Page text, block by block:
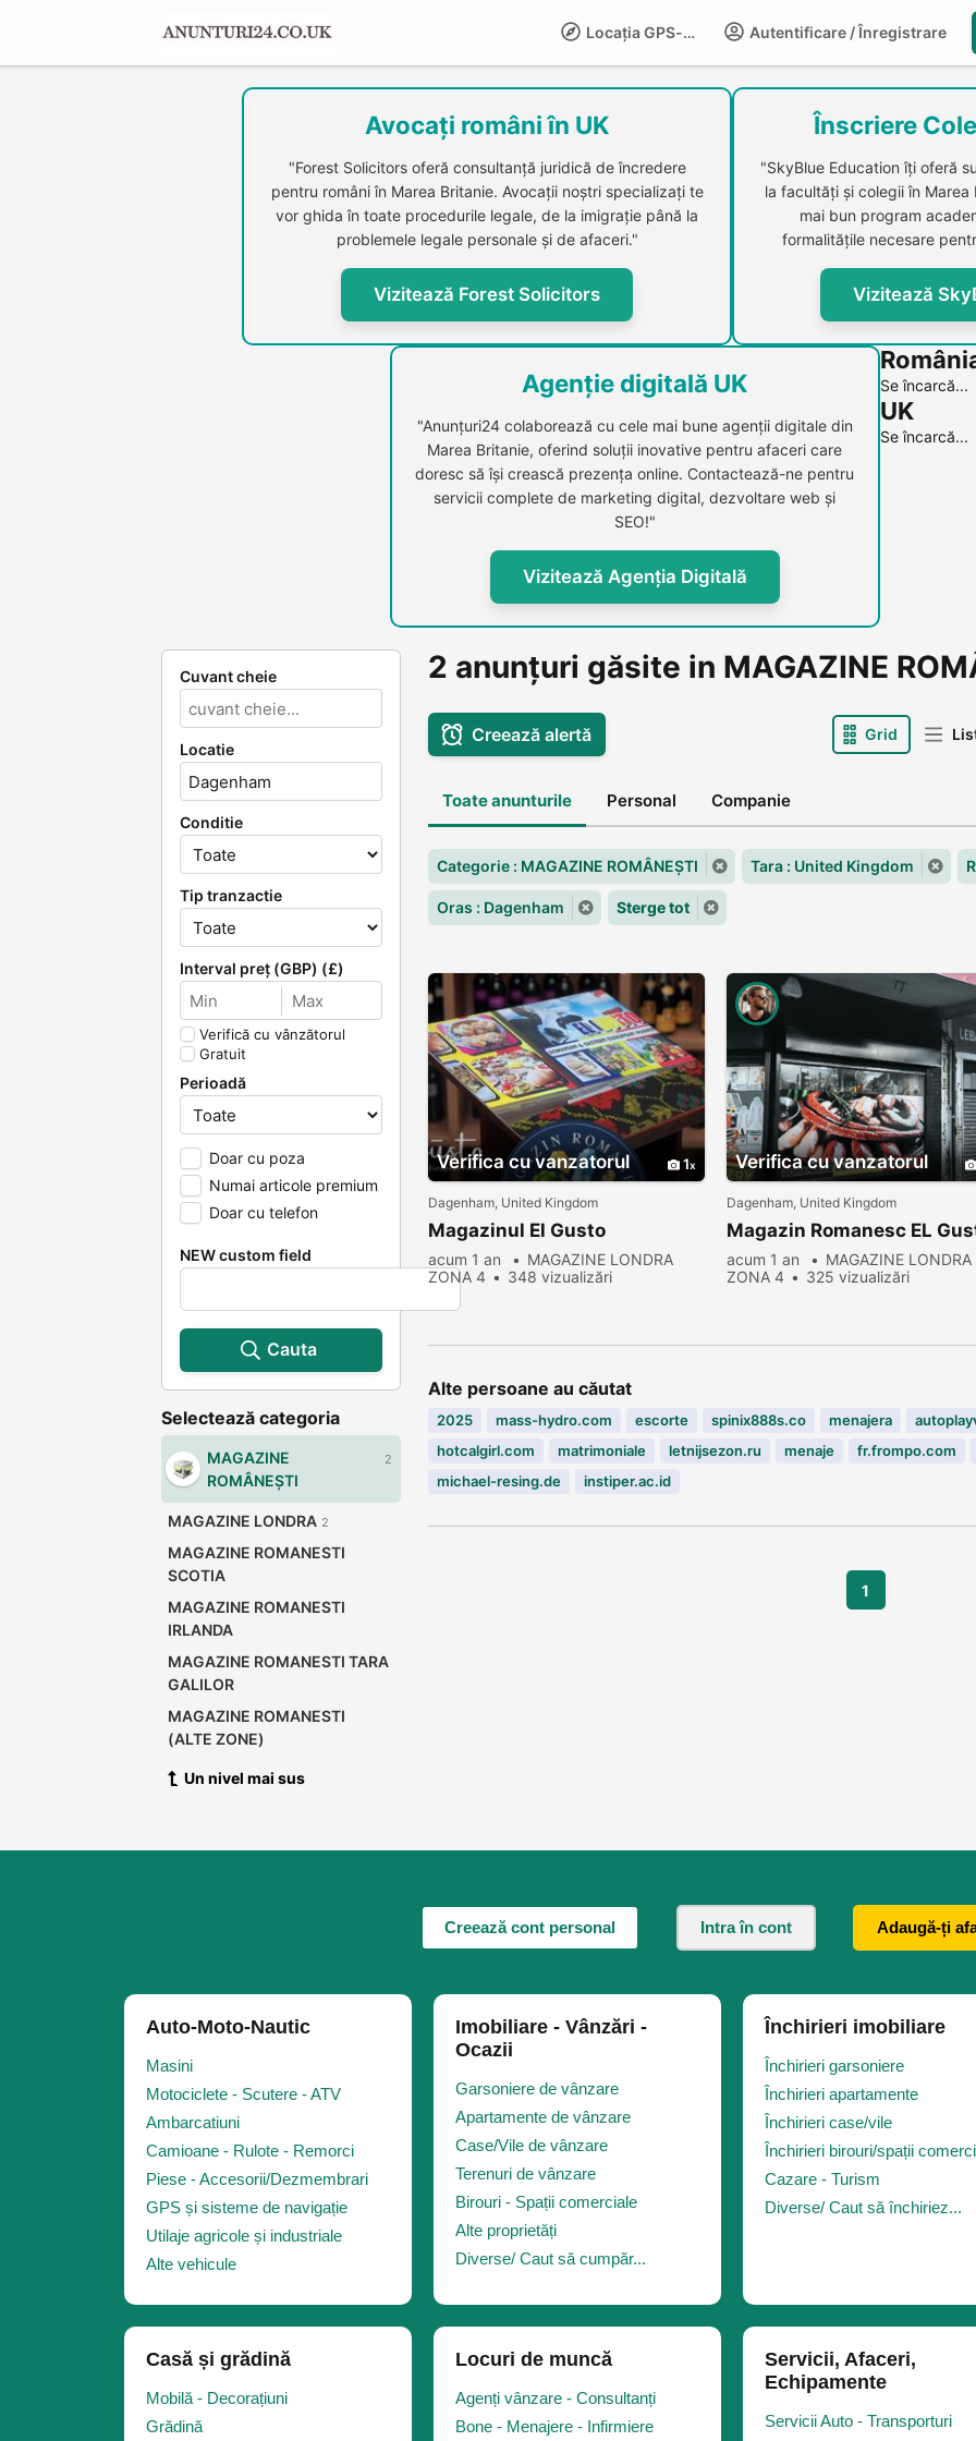
Autentificare / Înregistrare
Locația GPS-LIFE
Avocați români în UK
"Forest Solicitors oferă consultanță juridică de încredere
pentru români în Marea Britanie. Avocații noștri specializați te
vor ghida în toate procedurile legale, de la imigrație până la
problemele legale personale și de afaceri."
Vizitează Forest Solicitors
Înscriere
"SkyBlue Education îți oferă
la facultăți și colegii în
mai bun program
formalitățile necesare
Vizitează
Agenție digitală UK
"Anunțuri24 colaborează cu cele mai bune agenții digitale din
Marea Britanie, oferind soluții inovative pentru afaceri care
doresc să își crească prezența online. Contactează-ne pentru
servicii complete de marketing digital, dezvoltare web și
SEO!"
Vizitează Agenția Digitală
Se încarcă...
UK
Se încarcă...
Cuvant cheie
Locatie
Conditie
Tip tranzactie
Interval preț (GBP) (£)
Verifică cu vânzătorul
Gratuit
Perioadă
Doar cu poza
Numai articole premium
Doar cu telefon
NEW custom field
Cauta
Selectează categoria
MAGAZINE
ROMÂNEȘTI
2
MAGAZINE LONDRA 2
MAGAZINE ROMANESTI
SCOTIA
MAGAZINE ROMANESTI
IRLANDA
MAGAZINE ROMANESTI TARA
GALILOR
MAGAZINE ROMANESTI
(ALTE ZONE)
Un nivel mai sus
2 anunțuri găsite in MAGAZINE
Creează alertă Grid
Toate anunturile Personal Companie
Categorie : MAGAZINE ROMÂNEȘTI Tara : United Kingdom
Oras : Dagenham Sterge tot
Verifica cu vanzatorul 1
Dagenham, United Kingdom
Magazinul El Gusto
acum 1 an
MAGAZINE LONDRA
ZONA 4
348 vizualizări
Verifica cu vanzatorul
Dagenham, United Kingdom
Magazin Romanesc EL
acum 1 an
MAGAZINE LONDRA
ZONA 4
325 vizualizări
Alte persoane au căutat
2025 mass-hydro.com escorte spinix888s.co menajera
hotcalgirl.com
matrimoniale letnijsezon.ru menaje fr.frompo.com
michael-resing.de
instiper.ac.id
1
Creează cont personal Intra în cont Adaugă-ți
Auto-Moto-Nautic
Masini
Motociclete - Scutere - ATV
Ambarcatiuni
Camioane - Rulote - Remorci
Piese - Accesorii/Dezmembrari
GPS și sisteme de navigație
Utilaje agricole și industriale
Alte vehicule
Imobiliare - Vânzări -
Ocazii
Garsoniere de vânzare
Apartamente de vânzare
Case/Vile de vânzare
Terenuri de vânzare
Birouri - Spații comerciale
Alte proprietăți
Diverse/ Caut să cumpăr...
Închirieri imobiliare
Închirieri garsoniere
Închirieri apartamente
Închirieri case/vile
Închirieri birouri/spații
Cazare - Turism
Diverse/ Caut să închiriez...
Casă și grădină
Mobilă - Decorațiuni
Grădină
Locuri de muncă
Agenți vânzare - Consultanți
Bone - Menajere - Infirmiere
Servicii, Afaceri,
Echipamente
Servicii Auto - Transporturi